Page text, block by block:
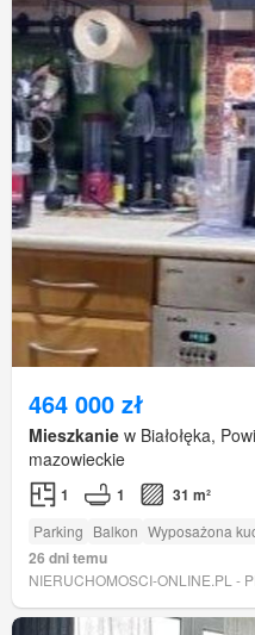
464 000 zł
Mieszkanie w Białołęka,
mazowieckie
1 1 31 m²
Parking Balkon Wyposażona
26 dni temu
NIERUCHOMOSCI-ONLINE.PL -